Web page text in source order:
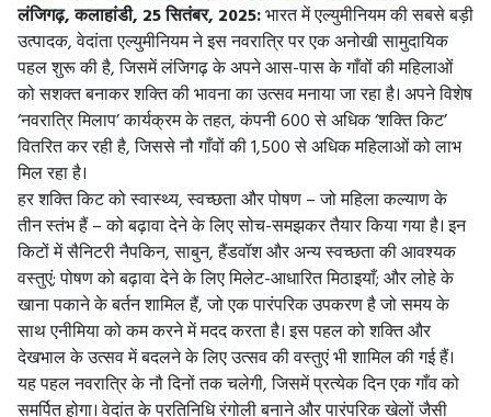
लंजिगढ़, कलाहांडी, 25 सितंबर, 2025:भारत में एल्युमीनियम की सबसे बड़ी
उत्पादक, वेदांता एल्युमीनियम ने इस नवरात्रि पर एक अनोखी सामुदायिक
पहल शुरू की है, जिसमें लंजिगढ़ के अपने आस-पास के गाँवों की महिलाओं
को सशक्त बनाकर शक्ति की भावना का उत्सव मनाया जा रहा है। अपने विशेष
‘नवरात्रि मिलाप’ कार्यक्रम के तहत, कंपनी 600 से अधिक ‘शक्ति किट’
वितरित कर रही है, जिससे नौ गाँवों की 1,500 से अधिक महिलाओं को लाभ
मिल रहा है।
हर शक्ति किट को स्वास्थ्य, स्वच्छता और पोषण – जो महिला कल्याण के
तीन स्तंभ हैं – को बढ़ावा देने के लिए सोच-समझकर तैयार किया गया है। इन
किटों में सैनिटरी नैपकिन, साबुन, हैंडवॉश और अन्य स्वच्छता की आवश्यक
वस्तुएं; पोषण को बढ़ावा देने के लिए मिलेट-आधारित मिठाइयाँ; और लोहे के
खाना पकाने के बर्तन शामिल हैं, जो एक पारंपरिक उपकरण है जो समय के
साथ एनीमिया को कम करने में मदद करता है। इस पहल को शक्ति और
देखभाल के उत्सव में बदलने के लिए उत्सव की वस्तुएं भी शामिल की गई हैं।
यह पहल नवरात्रि के नौ दिनों तक चलेगी, जिसमें प्रत्येक दिन एक गाँव को
समर्पित होगा। वेदांत के प्रतिनिधि रंगोली बनाने और पारंपरिक खेलों जैसी